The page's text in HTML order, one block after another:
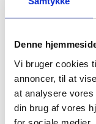
Denne
Vi bruger cookies
annoncer, til at
at analysere
din brug af vores
Reg.